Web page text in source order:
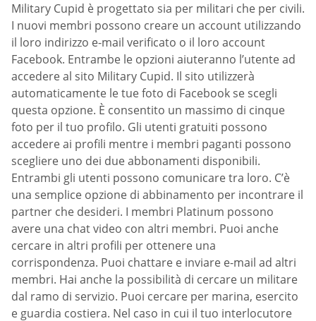
Military Cupid è progettato sia per militari che per civili.
I nuovi membri possono creare un account utilizzando
il loro indirizzo e-mail verificato o il loro account
Facebook. Entrambe le opzioni aiuteranno l’utente ad
accedere al sito Military Cupid. Il sito utilizzerà
automaticamente le tue foto di Facebook se scegli
questa opzione. È consentito un massimo di cinque
foto per il tuo profilo. Gli utenti gratuiti possono
accedere ai profili mentre i membri paganti possono
scegliere uno dei due abbonamenti disponibili.
Entrambi gli utenti possono comunicare tra loro. C’è
una semplice opzione di abbinamento per incontrare il
partner che desideri. I membri Platinum possono
avere una chat video con altri membri. Puoi anche
cercare in altri profili per ottenere una
corrispondenza. Puoi chattare e inviare e-mail ad altri
membri. Hai anche la possibilità di cercare un militare
dal ramo di servizio. Puoi cercare per marina, esercito
e guardia costiera. Nel caso in cui il tuo interlocutore